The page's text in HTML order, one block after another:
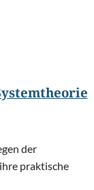
der
praktische